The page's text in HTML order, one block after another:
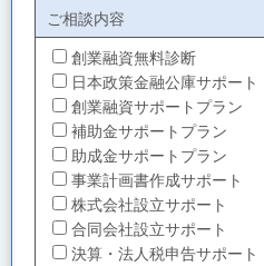
ご相談内容
創業融資無料診断
日本政策金融公庫サポート
創業融資サポートプラン
補助金サポートプラン
助成金サポートプラン
事業計画書作成サポート
株式会社設立サポート
合同会社設立サポート
決算・法人税申告サポート